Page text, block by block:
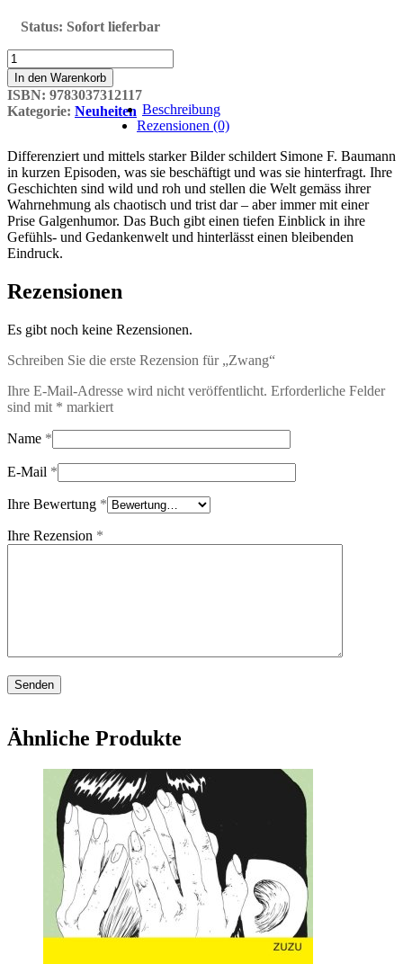
Status: Sofort lieferbar
Zwang
Menge
In den Warenkorb
ISBN: 9783037312117
Kategorie: Neuheiten Beschreibung
Rezensionen (0)
Differenziert und mittels starker Bilder schildert Simone F. Baumann
in kurzen Episoden, was sie beschäftigt und was sie hinterfragt. Ihre
Geschichten sind wild und roh und stellen die Welt gemäss ihrer
Wahrnehmung als chaotisch und trist dar – aber immer mit einer
Prise Galgenhumor. Das Buch gibt einen tiefen Einblick in ihre
Gefühls- und Gedankenwelt und hinterlässt einen bleibenden
Eindruck.
Rezensionen
Es gibt noch keine Rezensionen.
Schreiben Sie die erste Rezension für „Zwang“
Ihre E-Mail-Adresse wird nicht veröffentlicht. Erforderliche Felder
sind mit * markiert
Name *
E-Mail *
Ihre Bewertung *
Ihre Rezension *
Ähnliche Produkte